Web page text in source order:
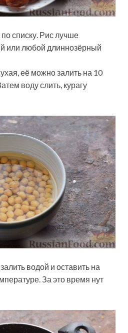
списку. Рис лучше
или любой длиннозёрный
её можно залить на 10
воду слить, курагу
водой и оставить на
За это время нут